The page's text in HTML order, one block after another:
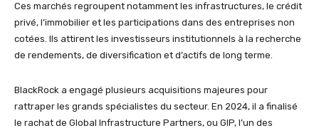
Ces marchés regroupent notamment les infrastructures, le crédit
privé, l’immobilier et les participations dans des entreprises non
cotées. Ils attirent les investisseurs institutionnels à la recherche
de rendements, de diversification et d’actifs de long terme.
BlackRock a engagé plusieurs acquisitions majeures pour
rattraper les grands spécialistes du secteur. En 2024, il a finalisé
le rachat de Global Infrastructure Partners, ou GIP, l’un des